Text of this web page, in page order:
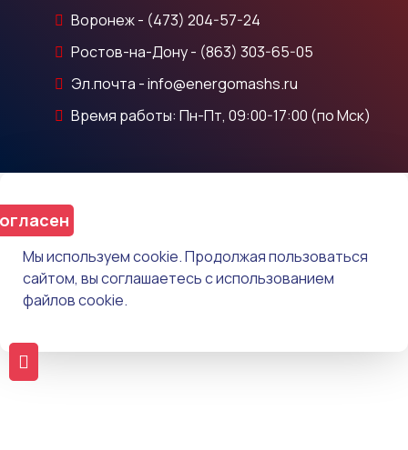
Воронеж - (473) 204-57-24
Ростов-на-Дону - (863) 303-65-05
Эл.почта - info@energomashs.ru
Время работы: Пн-Пт, 09:00-17:00 (по Мск)
Мы используем cookie. Продолжая пользоваться
сайтом, вы соглашаетесь с использованием
файлов cookie.